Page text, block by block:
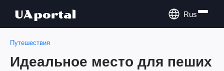
Rus
Путешествия
Идеальное место для пеших